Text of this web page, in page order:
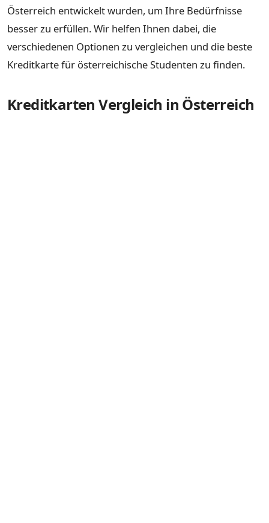
Österreich entwickelt wurden, um Ihre Bedürfnisse
besser zu erfüllen. Wir helfen Ihnen dabei, die
verschiedenen Optionen zu vergleichen und die beste
Kreditkarte für österreichische Studenten zu finden.
Kreditkarten Vergleich in Österreich